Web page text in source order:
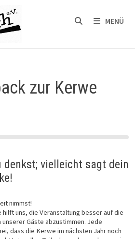
MENÜ
zur Kerwe
denkst; vielleicht sagt dein
nimmst!
uns, die Veranstaltung besser auf die
unserer Gäste abzustimmen. Jede
dass die Kerwe im nächsten Jahr noch